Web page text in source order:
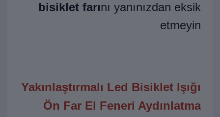
bisiklet farını yanınızdan eksik
etmeyin
Yakınlaştırmalı Led Bisiklet Işığı
Ön Far El Feneri Aydınlatma